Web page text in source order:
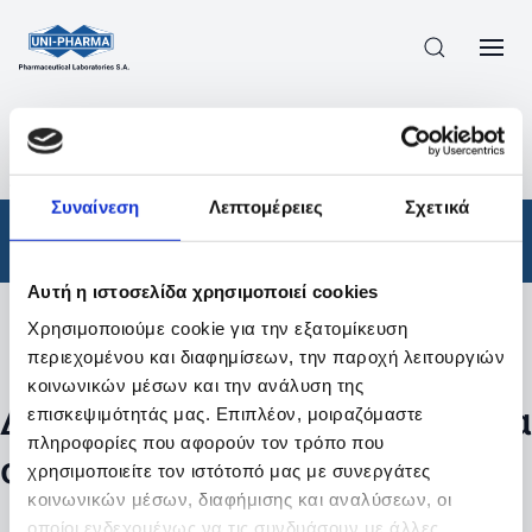
Συναίνεση Λεπτομέρειες Σχετικά
Αυτή η ιστοσελίδα χρησιμοποιεί cookies
Χρησιμοποιούμε cookie για την εξατομίκευση
περιεχομένου και διαφημίσεων, την παροχή λειτουργιών
κοινωνικών μέσων και την ανάλυση της
επισκεψιμότητάς μας. Επιπλέον, μοιραζόμαστε
πληροφορίες που αφορούν τον τρόπο που
χρησιμοποιείτε τον ιστότοπό μας με συνεργάτες
κοινωνικών μέσων, διαφήμισης και αναλύσεων, οι
οποίοι ενδεχομένως να τις συνδυάσουν με άλλες
ΠΡΟΪΟΝΤΑ
ΑΠΟΤΕΛΕΣΜΑΤΑ ΑΝΑΖΗΤΗΣΗΣ
Φάρμακα
Φίλτρα
Δεν βρέθηκαν προϊόντα με τα
συγκεκριμένα φίλτρα